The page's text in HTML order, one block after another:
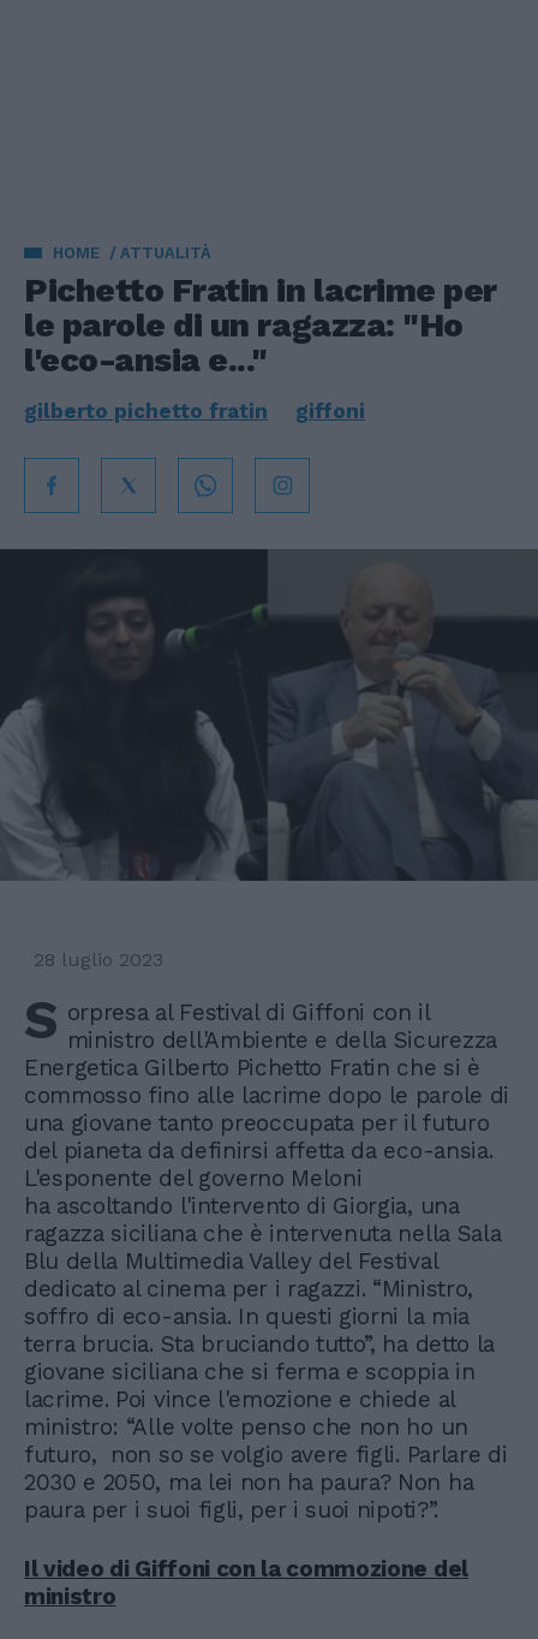
HOME ATTUALITÀ
Pichetto Fratin in lacrime per
le parole di un ragazza: "Ho
l'eco-ansia e..."
gilberto pichetto fratin giffoni
28 luglio 2023
S orpresa al Festival di Giffoni con il
ministro dell'Ambiente e della Sicurezza
Energetica Gilberto Pichetto Fratin che si è
commosso fino alle lacrime dopo le parole di
una giovane tanto preoccupata per il futuro
del pianeta da definirsi affetta da eco-ansia.
L'esponente del governo Meloni
ha ascoltando l'intervento di Giorgia, una
ragazza siciliana che è intervenuta nella Sala
Blu della Multimedia Valley del Festival
dedicato al cinema per i ragazzi. “Ministro,
soffro di eco-ansia. In questi giorni la mia
terra brucia. Sta bruciando tutto”, ha detto la
giovane siciliana che si ferma e scoppia in
lacrime. Poi vince l'emozione e chiede al
ministro: “Alle volte penso che non ho un
futuro, non so se volgio avere figli. Parlare di
2030 e 2050, ma lei non ha paura? Non ha
paura per i suoi figli, per i suoi nipoti?”.
Il video di Giffoni con la commozione del
ministro